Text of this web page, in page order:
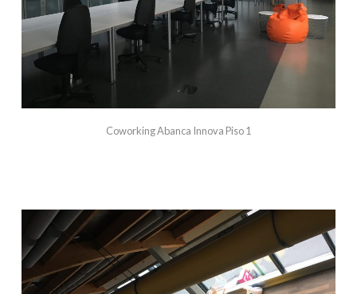
Coworking Abanca Innova Piso 1